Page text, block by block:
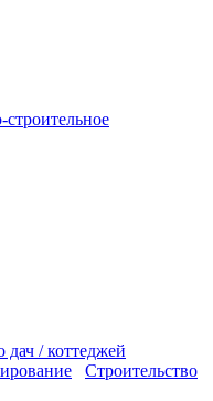
дач / коттеджей
Строительство